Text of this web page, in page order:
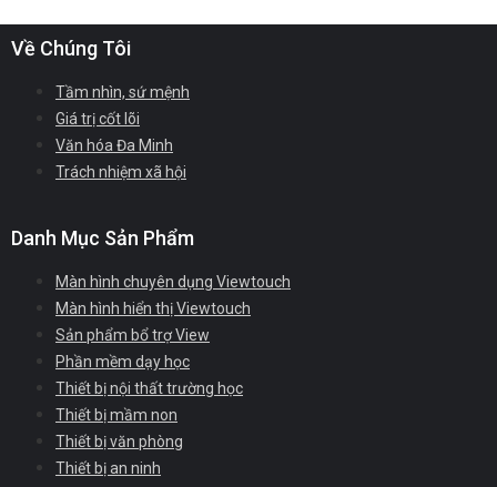
Về Chúng Tôi
Tầm nhìn, sứ mệnh
Giá trị cốt lõi
Văn hóa Đa Minh
Trách nhiệm xã hội
Danh Mục Sản Phẩm
Màn hình chuyên dụng Viewtouch
Màn hình hiển thị Viewtouch
Sản phẩm bổ trợ View
Phần mềm dạy học
Thiết bị nội thất trường học
Thiết bị mầm non
Thiết bị văn phòng
Thiết bị an ninh